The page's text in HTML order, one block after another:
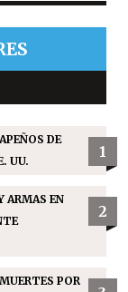
DE
UU.
1
ARMAS EN
2
POR